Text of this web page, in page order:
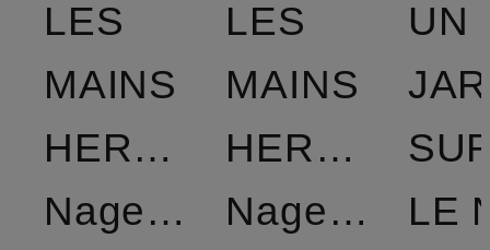
LES
MAINS
HERMÈS
Nagelfeilen
LES
MAINS
HERMÈS
Nagellack
UN
LE